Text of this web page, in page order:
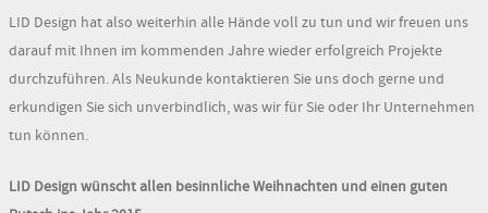
LID Design hat also weiterhin alle Hände voll zu tun und wir freuen uns
darauf mit Ihnen im kommenden Jahre wieder erfolgreich Projekte
durchzuführen. Als Neukunde kontaktieren Sie uns doch gerne und
erkundigen Sie sich unverbindlich, was wir für Sie oder Ihr Unternehmen
tun können.
LID Design wünscht allen besinnliche Weihnachten und einen guten